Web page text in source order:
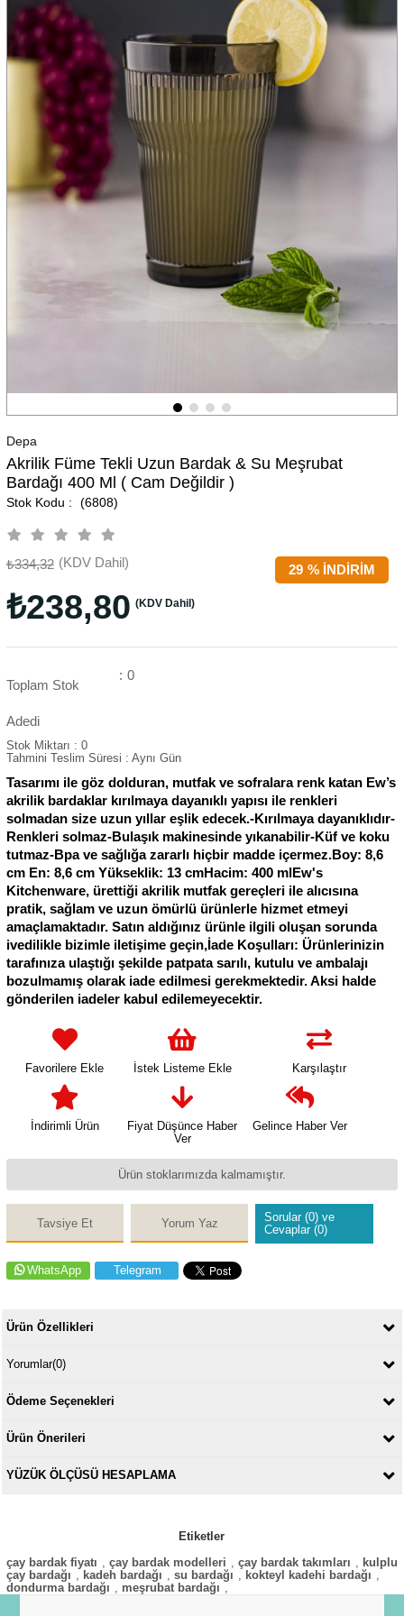
Depa
Akrilik Füme Tekli Uzun Bardak & Su Meşrubat
Bardağı 400 Ml ( Cam Değildir )
(6808)
%
29 İNDIRIM
₺334,32 (KDV Dahil)
₺238,80 (KDV Dahil)
Toplam Stok
Adedi
: 0
Stok Miktarı : 0
Tahmini Teslim Süresi : Aynı Gün
Tasarımı ile göz dolduran, mutfak ve sofralara renk katan Ew’s
akrilik bardaklar kırılmaya dayanıklı yapısı ile renkleri
solmadan size uzun yıllar eşlik edecek.-Kırılmaya dayanıklıdır-
Renkleri solmaz-Bulaşık makinesinde yıkanabilir-Küf ve koku
tutmaz-Bpa ve sağlığa zararlı hiçbir madde içermez.Boy: 8,6
cm En: 8,6 cm Yükseklik: 13 cmHacim: 400 mlEw's
Kitchenware, ürettiği akrilik mutfak gereçleri ile alıcısına
pratik, sağlam ve uzun ömürlü ürünlerle hizmet etmeyi
amaçlamaktadır. Satın aldığınız ürünle ilgili oluşan sorunda
ivedilikle bizimle iletişime geçin,İade Koşulları: Ürünlerinizin
tarafınıza ulaştığı şekilde patpata sarılı, kutulu ve ambalajı
bozulmamış olarak iade edilmesi gerekmektedir. Aksi halde
gönderilen iadeler kabul edilemeyecektir.
Favorilere Ekle İstek Listeme Ekle Karşılaştır
İndirimli Ürün
Fiyat Düşünce Haber
Ver
Gelince Haber Ver
Ürün stoklarımızda kalmamıştır.
Tavsiye Et Yorum Yaz
Sorular (0) ve
Cevaplar (0)
WhatsApp Telegram
Ürün Özellikleri
Yorumlar(0)
Ödeme Seçenekleri
Ürün Önerileri
YÜZÜK ÖLÇÜSÜ HESAPLAMA
Etiketler
çay bardak fiyatı
çay bardak modelleri çay bardak takımları
kulplu
çay bardağı
kadeh bardağı su bardağı kokteyl kadehi bardağı
dondurma bardağı
meşrubat bardağı